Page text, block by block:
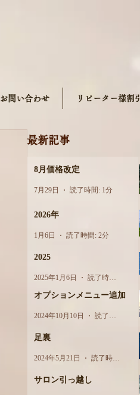
お問い合わせ リピーター様割引
最新記事
8月価格改定
7月29日 読了時間: 1分
2026年
1月6日 読了時間: 2分
2025
2025年1月6日
オプションメニュー追加
2024年10月10日
足裏
2024年5月21日
サロン引っ越し